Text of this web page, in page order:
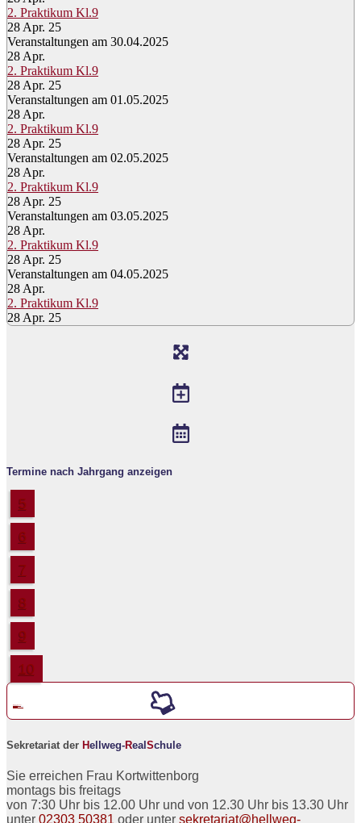
2. Praktikum Kl.9
28 Apr. 25
Veranstaltungen am 30.04.2025
28 Apr.
2. Praktikum Kl.9
28 Apr. 25
Veranstaltungen am 01.05.2025
28 Apr.
2. Praktikum Kl.9
28 Apr. 25
Veranstaltungen am 02.05.2025
28 Apr.
2. Praktikum Kl.9
28 Apr. 25
Veranstaltungen am 03.05.2025
28 Apr.
2. Praktikum Kl.9
28 Apr. 25
Veranstaltungen am 04.05.2025
28 Apr.
2. Praktikum Kl.9
28 Apr. 25
Termine nach Jahrgang anzeigen
5
6
7
8
9
10
Sekretariat der Hellweg-Real Schule
Sie erreichen Frau Kortwittenborg
montags bis freitags
von 7:30 Uhr bis 12.00 Uhr und von 12.30 Uhr bis 13.30 Uhr
unter 02303 50381 oder unter sekretariat@hellweg-